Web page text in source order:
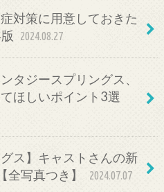
対策に用意しておきた
2024.08.27
タジースプリングス、
ほしいポイント3選
ス】キャストさんの新
全写真つき】
2024.07.07